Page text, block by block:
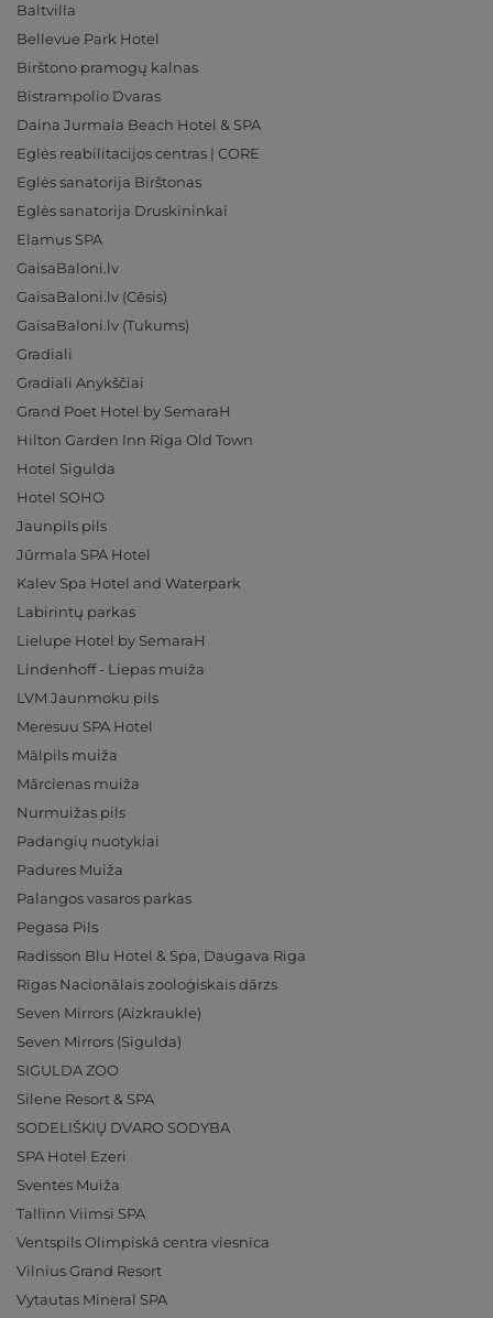
Baltvilla
Bellevue Park Hotel
Birštono pramogų kalnas
Bistrampolio Dvaras
Daina Jurmala Beach Hotel & SPA
Eglės reabilitacijos centras | CORE
Eglės sanatorija Birštonas
Eglės sanatorija Druskininkai
Elamus SPA
GaisaBaloni.lv
GaisaBaloni.lv (Cēsis)
GaisaBaloni.lv (Tukums)
Gradiali
Gradiali Anykščiai
Grand Poet Hotel by SemaraH
Hilton Garden Inn Riga Old Town
Hotel Sigulda
Hotel SOHO
Jaunpils pils
Jūrmala SPA Hotel
Kalev Spa Hotel and Waterpark
Labirintų parkas
Lielupe Hotel by SemaraH
Lindenhoff - Liepas muiža
LVM Jaunmoku pils
Meresuu SPA Hotel
Mālpils muiža
Mārcienas muiža
Nurmuižas pils
Padangių nuotykiai
Padures Muiža
Palangos vasaros parkas
Pegasa Pils
Radisson Blu Hotel & Spa, Daugava Riga
Rīgas Nacionālais zooloģiskais dārzs
Seven Mirrors (Aizkraukle)
Seven Mirrors (Sigulda)
SIGULDA ZOO
Silene Resort & SPA
SODELIŠKIŲ DVARO SODYBA
SPA Hotel Ezeri
Sventes Muiža
Tallinn Viimsi SPA
Ventspils Olimpiskā centra viesnīca
Vilnius Grand Resort
Vytautas Mineral SPA